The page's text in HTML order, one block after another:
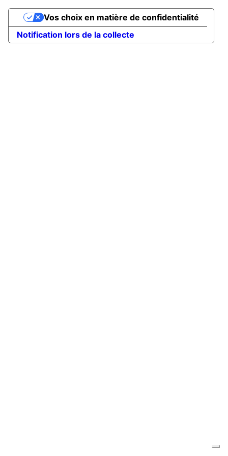
Notification lors de la collecte
Vos choix en matière de confidentialité